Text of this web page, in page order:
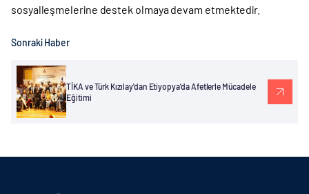
sosyalleşmelerine destek olmaya devam etmektedir.
Sonraki Haber
TİKA ve Türk Kızılay'dan Etiyopya'da Afetlerle Mücadele
Eğitimi